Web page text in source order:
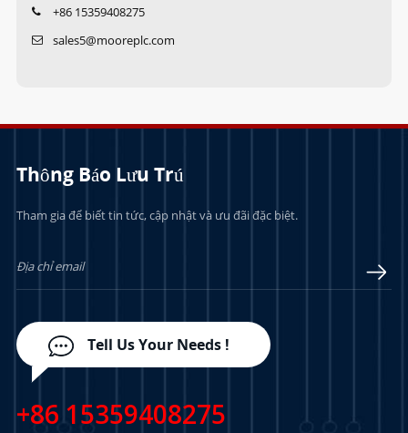
+86 15359408275
sales5@mooreplc.com
Thông Báo Lưu Trú
Tham gia để biết tin tức, cập nhật và ưu đãi đặc biệt.
Tell Us Your Needs !
+86 15359408275